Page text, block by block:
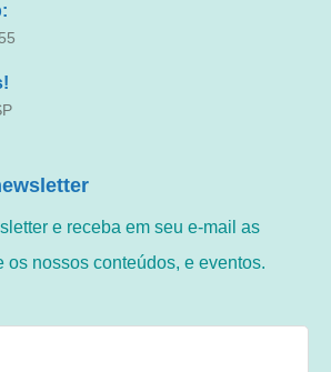
e receba em seu e-mail as
os nossos conteúdos, e eventos.